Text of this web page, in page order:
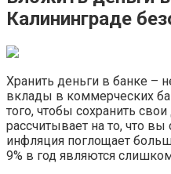
Калининграде
Хранить деньги в банке –
вклады в коммерческих
того, чтобы сохранить
рассчитывает на то, что
инфляция поглощает
9% в год являются